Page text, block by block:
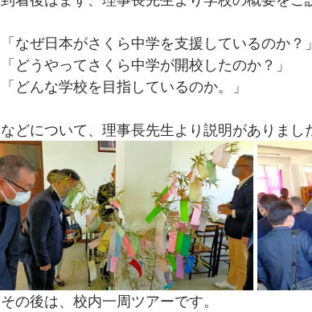
「なぜ日本がさくら中学を支援しているのか？」
「どうやってさくら中学が開校したのか？」
「どんな学校を目指しているのか。」
などについて、理事長先生より説明がありまし
その後は、校内一周ツアーです。